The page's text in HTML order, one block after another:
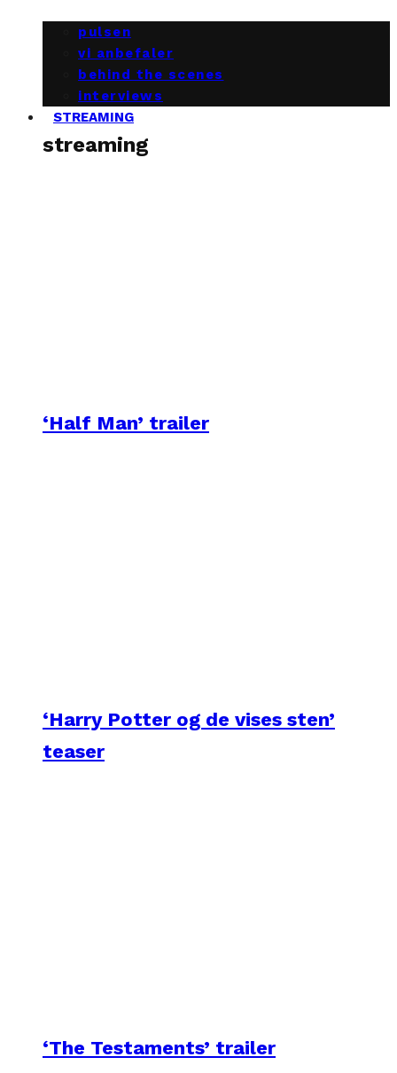
pulsen
vi anbefaler
behind the scenes
interviews
STREAMING
streaming
‘Half Man’ trailer
‘Harry Potter og de vises sten’
teaser
‘The Testaments’ trailer